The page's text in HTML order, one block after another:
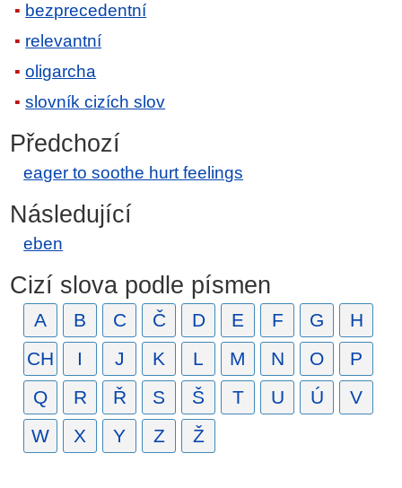
bezprecedentní
relevantní
oligarcha
slovník cizích slov
Předchozí
eager to soothe hurt feelings
Následující
eben
Cizí slova podle písmen
A B C Č D E F G
H
CH
I J K L M N O
P
Q
R Ř S Š T U Ú
V
W
X Y Z Ž